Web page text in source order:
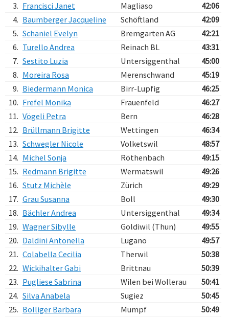
3. Francisci Janet Magliaso
42:06
4. Baumberger Jacqueline Schöftland
42:09
5. Schaniel Evelyn Bremgarten AG
42:21
6. Turello Andrea Reinach BL
43:31
7. Sestito Luzia Untersiggenthal
45:00
8. Moreira Rosa Merenschwand
45:19
9. Biedermann Monica Birr-Lupfig
46:25
10. Frefel Monika Frauenfeld
46:27
11. Vögeli Petra Bern
46:28
12. Brüllmann Brigitte Wettingen
46:34
13. Schwegler Nicole Volketswil
48:57
14. Michel Sonja Röthenbach
49:15
15. Redmann Brigitte Wermatswil
49:26
16. Stutz Michèle Zürich
49:29
17. Grau Susanna Boll
49:30
18. Bächler Andrea Untersiggenthal
49:34
19. Wagner Sibylle Goldiwil (Thun)
49:55
20. Daldini Antonella Lugano
49:57
21. Colabella Cecilia Therwil
50:38
22. Wickihalter Gabi Brittnau
50:39
23. Pugliese Sabrina Wilen bei Wollerau
50:41
24. Silva Anabela Sugiez
50:45
25. Bolliger Barbara Mumpf
50:49